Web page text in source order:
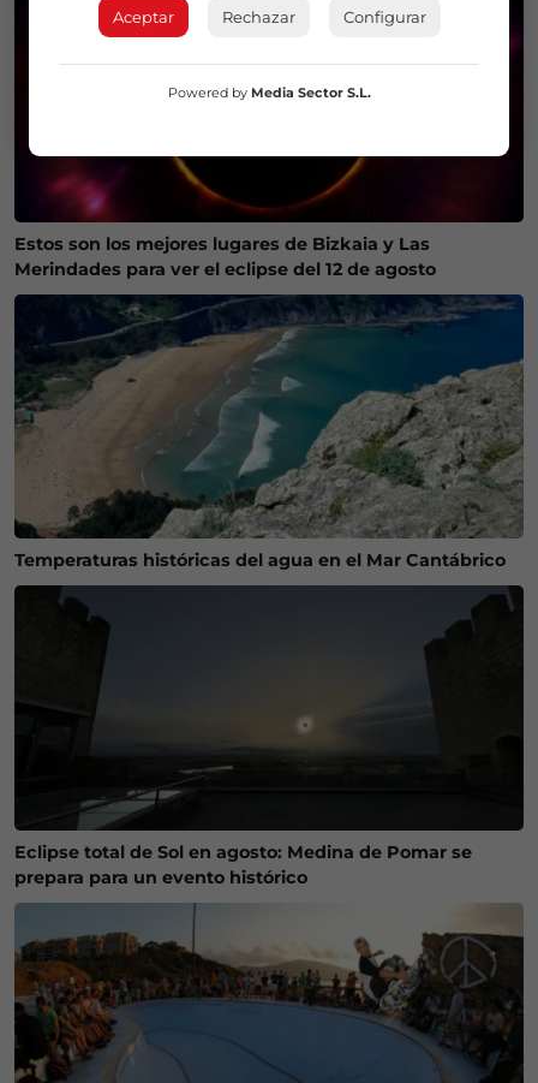
Estos son los mejores lugares de Bizkaia y Las
Merindades para ver el eclipse del 12 de agosto
Temperaturas históricas del agua en el Mar Cantábrico
Eclipse total de Sol en agosto: Medina de Pomar se
prepara para un evento histórico
Aceptar Rechazar Configurar
Powered by Media Sector S.L.